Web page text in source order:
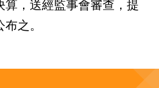
算，送經監事會審查，提
之。